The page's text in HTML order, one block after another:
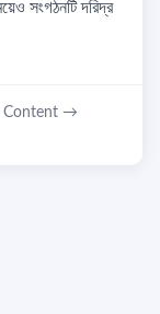
সংগঠনটি দরিদ্র
Content →